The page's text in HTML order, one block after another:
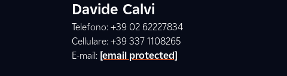
Davide Calvi
Telefono: +39 02 62227834
Cellulare: +39 337 1108265
E-mail: [email protected]